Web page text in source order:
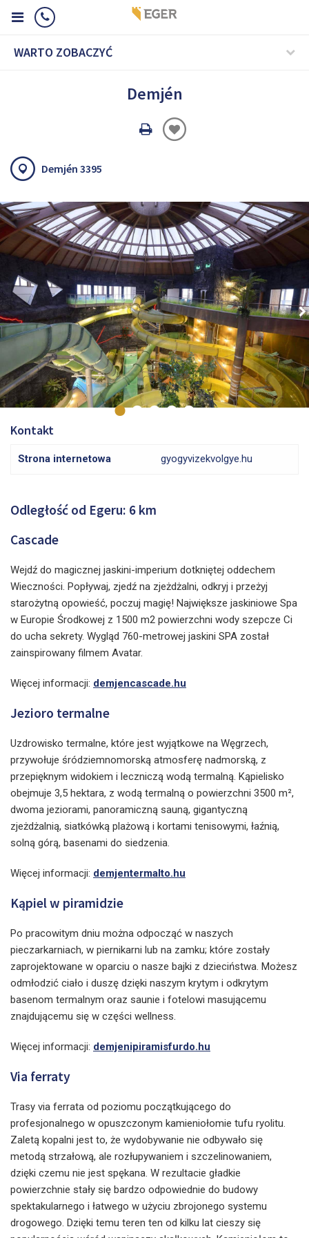
WARTO ZOBACZYĆ
Demjén
Oldal
Demjén 3395
Kontakt
Strona internetowa gyogyvizekvolgye.hu
Odległość od Egeru: 6 km
Cascade
Wejdź do magicznej jaskini-imperium dotkniętej oddechem
Wieczności. Popływaj, zjedź na zjeżdżalni, odkryj i przeżyj
starożytną opowieść, poczuj magię! Największe jaskiniowe Spa
w Europie Środkowej z 1500 m2 powierzchni wody szepcze Ci
do ucha sekrety. Wygląd 760-metrowej jaskini SPA został
zainspirowany filmem Avatar.
Więcej informacji: demjencascade.hu
Jezioro termalne
Uzdrowisko termalne, które jest wyjątkowe na Węgrzech,
przywołuje śródziemnomorską atmosferę nadmorską, z
przepięknym widokiem i leczniczą wodą termalną. Kąpielisko
obejmuje 3,5 hektara, z wodą termalną o powierzchni 3500 m²,
dwoma jeziorami, panoramiczną sauną, gigantyczną
zjeżdżalnią, siatkówką plażową i kortami tenisowymi, łaźnią,
solną górą, basenami do siedzenia.
Więcej informacji: demjentermalto.hu
Kąpiel w piramidzie
Po pracowitym dniu można odpocząć w naszych
pieczarkarniach, w piernikarni lub na zamku; które zostały
zaprojektowane w oparciu o nasze bajki z dzieciństwa. Możesz
odmłodzić ciało i duszę dzięki naszym krytym i odkrytym
basenom termalnym oraz saunie i fotelowi masującemu
znajdującemu się w części wellness.
Więcej informacji: demjenipiramisfurdo.hu
Via ferraty
Trasy via ferrata od poziomu początkującego do
profesjonalnego w opuszczonym kamieniołomie tufu ryolitu.
Zaletą kopalni jest to, że wydobywanie nie odbywało się
metodą strzałową, ale rozłupywaniem i szczelinowaniem,
dzięki czemu nie jest spękana. W rezultacie gładkie
powierzchnie stały się bardzo odpowiednie do budowy
spektakularnego i łatwego w użyciu zbrojonego systemu
drogowego. Dzięki temu teren ten od kilku lat cieszy się